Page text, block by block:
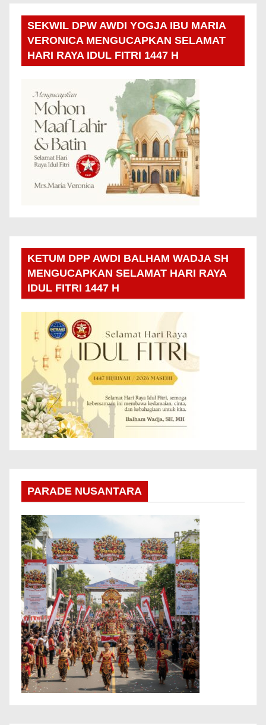
SEKWIL DPW AWDI YOGJA IBU MARIA
VERONICA MENGUCAPKAN SELAMAT
HARI RAYA IDUL FITRI 1447 H
KETUM DPP AWDI BALHAM WADJA SH
MENGUCAPKAN SELAMAT HARI RAYA
IDUL FITRI 1447 H
PARADE NUSANTARA